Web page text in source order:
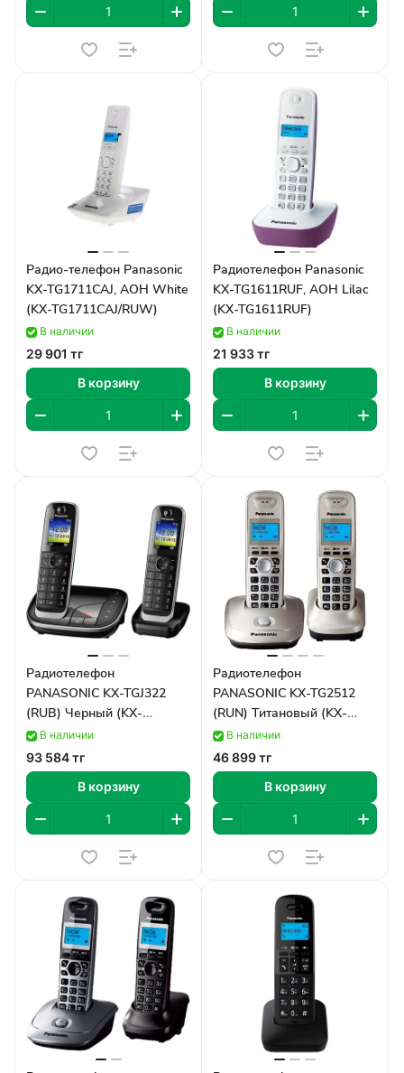
Радио-телефон Panasonic
KX-TG1711CAJ, AOH White
(KX-TG1711CAJ/RUW)
В наличии
29 901 тг
В корзину
Радиотелефон Panasonic
KX-TG1611RUF, AOH Lilac
(KX-TG1611RUF)
В наличии
21 933 тг
В корзину
Радиотелефон
PANASONIC KX-TGJ322
(RUB) Черный (KX-
TGJ322RUB)
В наличии
93 584 тг
В корзину
Радиотелефон
PANASONIC KX-TG2512
(RUN) Титановый (KX-
TG2512RUN)
В наличии
46 899 тг
В корзину